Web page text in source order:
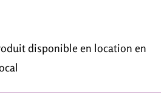
disponible en location en